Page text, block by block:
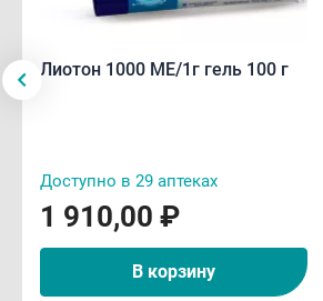
Лиотон 1000 МЕ/1г гель 100 г
Доступно в 29 аптеках
1 910,00 ₽
В корзину